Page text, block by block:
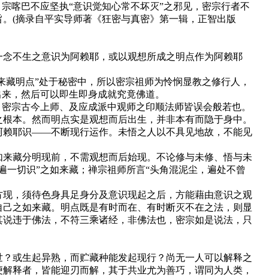
巴不应坚执“意识觉知心常不坏灭”之邪见，密宗行者不
(摘录自平实导师著《狂密与真密》第一辑，正智出版
不生之意识为阿赖耶，或以观想所成之明点作为阿赖耶
明点”处于秘密中，所以密宗祖师为怜悯显教之修行人，
，然后可以即生即身成就究竟佛道。
古今上师、及应成派中观师之印顺法师皆误会般若也。
本。然而明点实是观想而后出生，并非本有而隐于身中。
耶识——不断现行运作。未悟之人以不具见地故，不能见
藏分明现前，不需观想而后始现。不论修与未修、悟与未
切识”之如来藏；禅宗祖师所言“头角混泥尘，遍处不曾
，须待色身具足身分及意识现起之后，方能藉由意识之观
之如来藏。明点既是有时而在、有时断灭不在之法，则显
违于佛法，不符三乘诸经，非佛法也，密宗如是说法，只
生起异熟，而贮藏种能发起现行？尚无一人可以解释之
释者，皆能迎刃而解，其于共业尤为善巧，谓同为人类，